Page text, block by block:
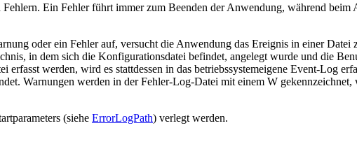
Ein Fehler führt immer zum Beenden der Anwendung, während
oder ein Fehler auf, versucht die Anwendung das Ereignis in einer
in dem sich die Konfigurationsdatei befindet, angelegt wurde und die
werden, wird es stattdessen in das betriebssystemeigene Event-Log
Warnungen werden in der Fehler-Log-Datei mit einem W
(siehe ErrorLogPath) verlegt werden.